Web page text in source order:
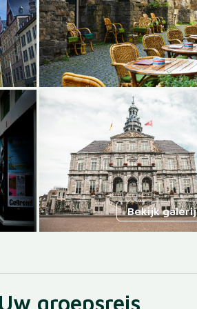
Bekijk galerij
groepsreis